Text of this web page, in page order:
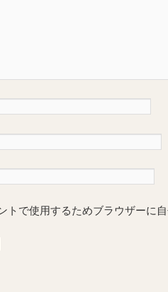
トで使用するためブラウザーに